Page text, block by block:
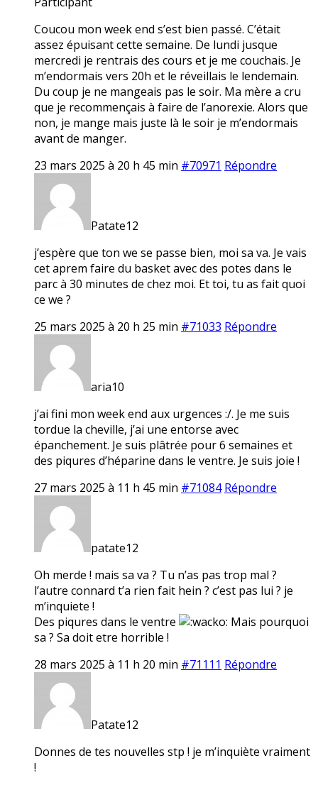
Coucou mon week end s’est bien passé. C’était
assez épuisant cette semaine. De lundi jusque
mercredi je rentrais des cours et je me couchais. Je
m’endormais vers 20h et le réveillais le lendemain.
Du coup je ne mangeais pas le soir. Ma mère a cru
que je recommençais à faire de l’anorexie. Alors que
non, je mange mais juste là le soir je m’endormais
avant de manger.
23 mars 2025 à 20 h 45 min #70971 Répondre
Patate12
j’espère que ton we se passe bien, moi sa va. Je vais
cet aprem faire du basket avec des potes dans le
parc à 30 minutes de chez moi. Et toi, tu as fait quoi
ce we ?
25 mars 2025 à 20 h 25 min #71033 Répondre
aria10
j’ai fini mon week end aux urgences :/. Je me suis
tordue la cheville, j’ai une entorse avec
épanchement. Je suis plâtrée pour 6 semaines et
des piqures d’héparine dans le ventre. Je suis joie !
27 mars 2025 à 11 h 45 min #71084 Répondre
patate12
Oh merde ! mais sa va ? Tu n’as pas trop mal ?
l’autre connard t’a rien fait hein ? c’est pas lui ? je
m’inquiete !
Des piqures dans le ventre
Mais pourquoi
sa ? Sa doit etre horrible !
28 mars 2025 à 11 h 20 min #71111 Répondre
Patate12
Donnes de tes nouvelles stp ! je m’inquiète vraiment
!